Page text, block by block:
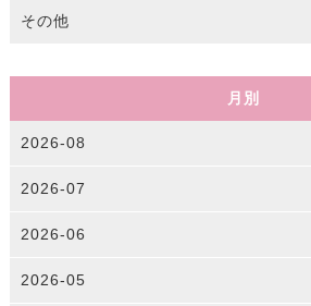
その他
月別
2026-08
2026-07
2026-06
2026-05